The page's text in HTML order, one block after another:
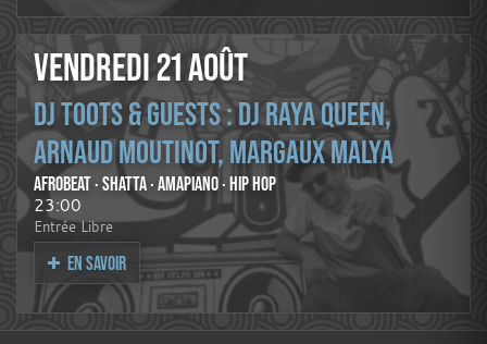
VENDREDI 21 AOÛT
DJ TOOTS & GUESTS : DJ RAYA QUEEN,
ARNAUD MOUTINOT, MARGAUX MALYA
AFROBEAT · SHATTA · AMAPIANO · HIP HOP
23:00
Entrée Libre
EN SAVOIR